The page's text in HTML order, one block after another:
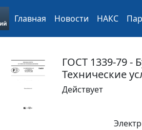
Главная Новости НАКС
ГОСТ 1339-79 -
Технические
Действует